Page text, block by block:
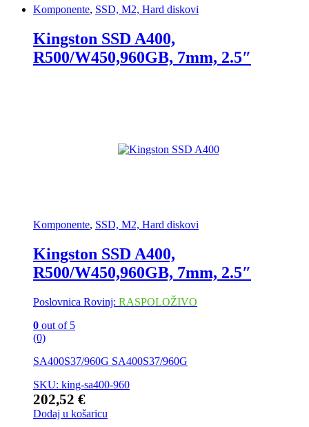
Komponente, SSD, M2, Hard diskovi
Kingston SSD A400,
R500/W450,960GB, 7mm, 2.5″
Komponente, SSD, M2, Hard diskovi
Kingston SSD A400,
R500/W450,960GB, 7mm, 2.5″
Poslovnica Rovinj: RASPOLOŽIVO
0 out of 5
(0)
SA400S37/960G SA400S37/960G
SKU: king-sa400-960
202,52 €
Dodaj u košaricu